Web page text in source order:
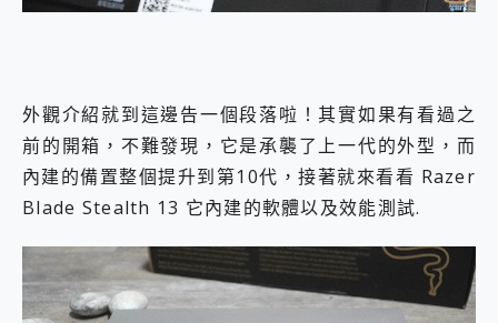
外觀介紹就到這邊告一個段落啦！其實如果有看過之
前的開箱，不難發現，它是承襲了上一代的外型，而
內建的備置整個提升到第10代，接著就來看看 Razer
Blade Stealth 13 它內建的軟體以及效能測試.